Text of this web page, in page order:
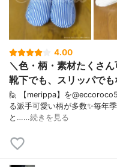
4.00
＼色・柄・素材たくさ
靴下でも、スリッパで
🙋 【merippa】を
る派手可愛い柄が多数✨⁡毎年
と……続きを見る